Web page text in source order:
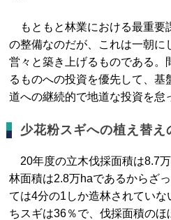
もともと林業における最重要
の整備なのだが、これは一朝に
営々と築き上げるものである。
るものへの投資を優先して、
道への継続的で地道な投資を怠
少花粉スギへの植え替え
20年度の立木伐採面積は8.7
林面積は2.8万haであるからざ
ては4分の1しか造林されていな
ちスギは36％で、伐採面積の